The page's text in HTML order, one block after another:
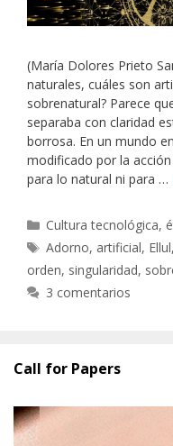
(María Dolores Prieto
naturales, cuáles son
sobrenatural? Parece
separaba con claridad
borrosa. En un mundo
modificado por la
para lo natural ni para …
Categorías
Cultura tecnológica,
Etiquetas
Adorno, artificial, Ellul,
orden, singularidad,
3 comentarios
Call for Papers